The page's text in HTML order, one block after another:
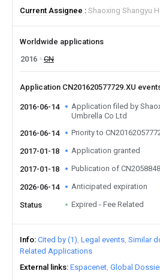
Current Assignee
Shaoxing Shangyu
Worldwide applications
2016
CN
Application CN201620577729.XU
2016-06-14
Application filed by
Umbrella Co Ltd
2016-06-14
Priority to
2017-01-18 Application granted
2017-01-18 Publication of
2026-06-14 Anticipated expiration
Status Expired - Fee Related
Info Cited by (1) Legal events Similar
Related Applications
External links Espacenet Global